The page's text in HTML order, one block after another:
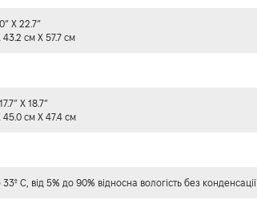
X 22.7”
43.2 см X 57.7 см
X 18.7”
45.0 см X 47.4 см
33º C, від 5% до 90% відносна вологість без конденсації